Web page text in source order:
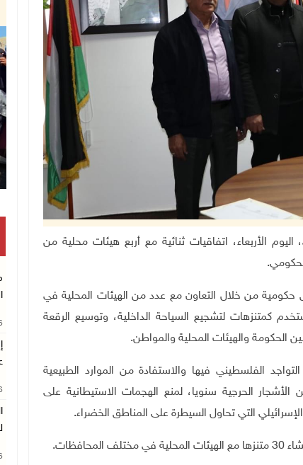
عطاري، اليوم الأربعاء، اتفاقيات ثنائية مع أربع هيئات محلية من
.
من خلال التعاون مع عدد من الهيئات المحلية في
كمتنزهات لتشجيع السياحة الداخلية، وتوسيع الرقعة
الحكومة والهيئات المحلية والمواطن.
الفلسطيني فيها والاستفادة من الموارد الطبيعية
أن الوزارة تشجّر نحو 1500 دونم من الأشجار الحرجية سنويا، لمنع الهجمات الاستيطانية على
التي تحاول السيطرة على المناطق الخضراء.
.
تكريم متفوقين بالثانوية العامة في خان يونس